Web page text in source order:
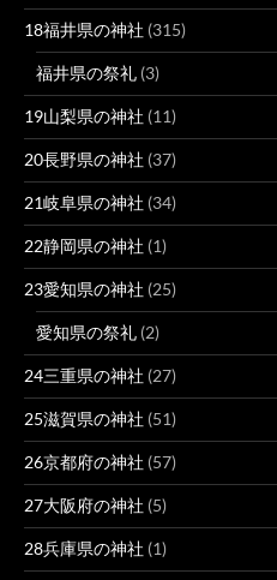
18福井県の神社 (315)
福井県の祭礼 (3)
19山梨県の神社 (11)
20長野県の神社 (37)
21岐阜県の神社 (34)
22静岡県の神社 (1)
23愛知県の神社 (25)
愛知県の祭礼 (2)
24三重県の神社 (27)
25滋賀県の神社 (51)
26京都府の神社 (57)
27大阪府の神社 (5)
28兵庫県の神社 (1)